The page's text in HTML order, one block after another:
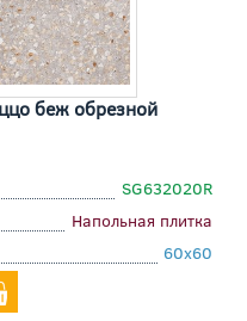
беж обрезной
SG632020R
Напольная плитка
60x60